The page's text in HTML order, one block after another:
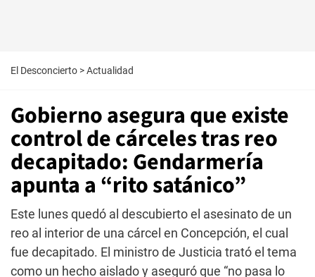
El Desconcierto >Actualidad
Gobierno asegura que existe
control de cárceles tras reo
decapitado: Gendarmería
apunta a “rito satánico”
Este lunes quedó al descubierto el asesinato de un
reo al interior de una cárcel en Concepción, el cual
fue decapitado. El ministro de Justicia trató el tema
como un hecho aislado y aseguró que “no pasa lo